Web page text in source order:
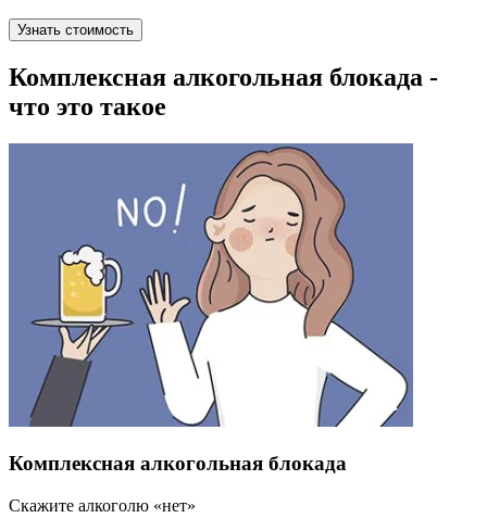
Узнать стоимость
Комплексная алкогольная блокада -
что это такое
Комплексная алкогольная блокада
Скажите алкоголю «нет»